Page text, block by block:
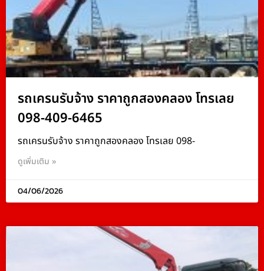
รถเครนรับจ้าง ราคาถูกสองคลอง โทรเลย
098-409-6465
รถเครนรับจ้าง ราคาถูกสองคลอง โทรเลย 098-
ดูเพิ่มเติม »
04/06/2026